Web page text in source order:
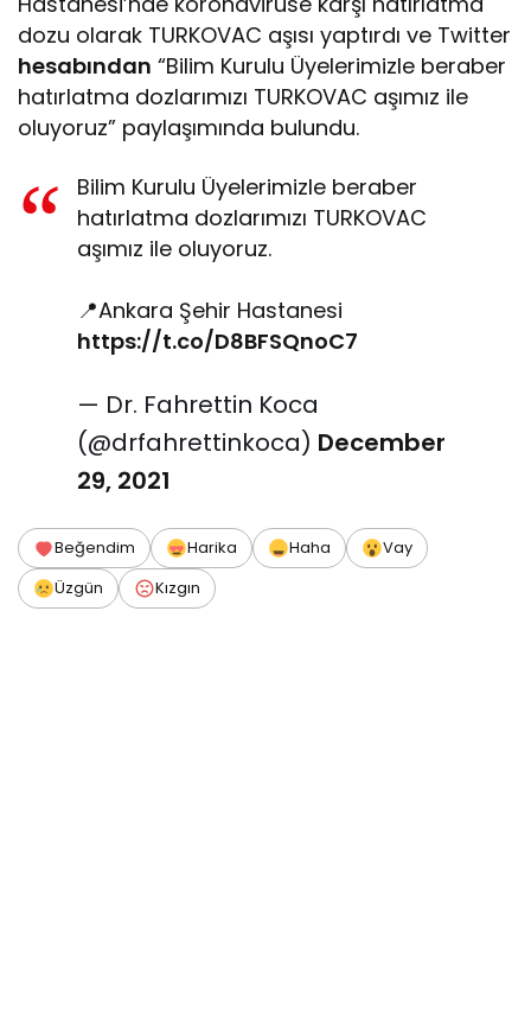
dozu olarak TURKOVAC aşısı yaptırdı ve Twitter
hesabından “Bilim Kurulu Üyelerimizle beraber
hatırlatma dozlarımızı TURKOVAC aşımız ile
oluyoruz” paylaşımında bulundu.
Bilim Kurulu Üyelerimizle beraber
hatırlatma dozlarımızı TURKOVAC
aşımız ile oluyoruz.
📍Ankara Şehir Hastanesi
https://t.co/D8BFSQnoC7
— Dr. Fahrettin Koca
(@drfahrettinkoca) December
29, 2021
Beğendim Harika Haha
Vay
Üzgün
Kızgın